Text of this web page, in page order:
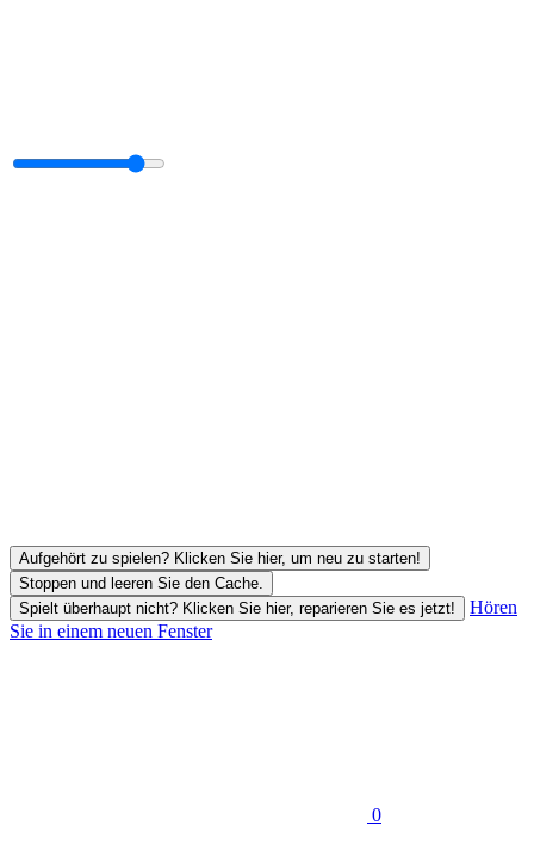
Aufgehört zu spielen? Klicken Sie hier, um neu zu starten!
Stoppen und leeren Sie den Cache.
Spielt überhaupt nicht? Klicken Sie hier, reparieren Sie es jetzt!
Hören
Sie in einem neuen Fenster
0